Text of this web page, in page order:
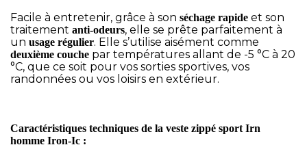
Facile à entretenir, grâce à son séchage rapide et son
traitement anti-odeurs, elle se prête parfaitement à
un usage régulier. Elle s’utilise aisément comme
deuxième couche par températures allant de -5 °C à 20
°C, que ce soit pour vos sorties sportives, vos
randonnées ou vos loisirs en extérieur.
Caractéristiques techniques de la veste zippé sport Irn
homme Iron-Ic :